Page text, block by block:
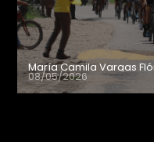
María Camila Vargas
08/05/2026